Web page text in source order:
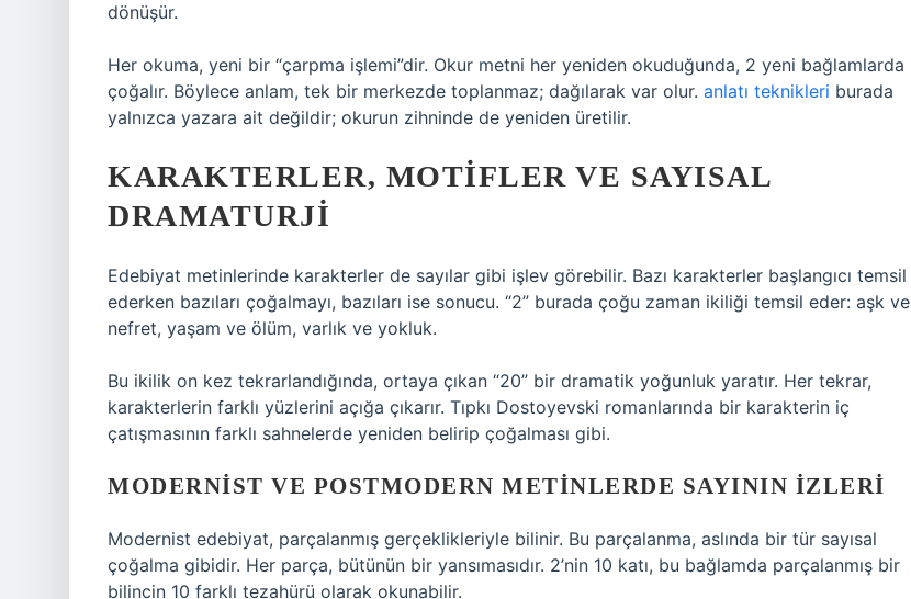
dönüşür.
Her okuma, yeni bir “çarpma işlemi”dir. Okur metni her yeniden okuduğunda, 2 yeni bağlamlarda
çoğalır. Böylece anlam, tek bir merkezde toplanmaz; dağılarak var olur. anlatı teknikleri burada
yalnızca yazara ait değildir; okurun zihninde de yeniden üretilir.
KARAKTERLER, MOTIFLER VE SAYISAL
DRAMATURJI
Edebiyat metinlerinde karakterler de sayılar gibi işlev görebilir. Bazı karakterler başlangıcı temsil
ederken bazıları çoğalmayı, bazıları ise sonucu. “2” burada çoğu zaman ikiliği temsil eder: aşk ve
nefret, yaşam ve ölüm, varlık ve yokluk.
Bu ikilik on kez tekrarlandığında, ortaya çıkan “20” bir dramatik yoğunluk yaratır. Her tekrar,
karakterlerin farklı yüzlerini açığa çıkarır. Tıpkı Dostoyevski romanlarında bir karakterin iç
çatışmasının farklı sahnelerde yeniden belirip çoğalması gibi.
MODERNIST VE POSTMODERN METINLERDE SAYININ İZLERI
Modernist edebiyat, parçalanmış gerçeklikleriyle bilinir. Bu parçalanma, aslında bir tür sayısal
çoğalma gibidir. Her parça, bütünün bir yansımasıdır. 2’nin 10 katı, bu bağlamda parçalanmış bir
bilincin 10 farklı tezahürü olarak okunabilir.